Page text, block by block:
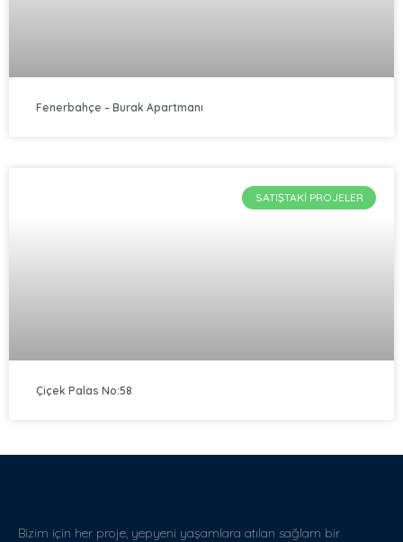
Fenerbahçe – Burak Apartmanı
SATIŞTAKI PROJELER
Çiçek Palas No:58
Bizim için her proje, yepyeni yaşamlara atılan sağlam bir